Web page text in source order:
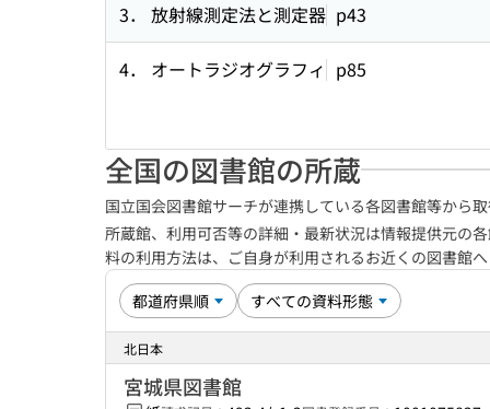
3． 放射線測定法と測定器 p43
4． オートラジオグラフィ p85
全国の図書館の所蔵
国立国会図書館サーチが連携している各図書館等から
所蔵館、利用可否等の詳細・最新状況は情報提供元の
料の利用方法は、ご自身が利用されるお近くの図書館
北日本
宮城県図書館